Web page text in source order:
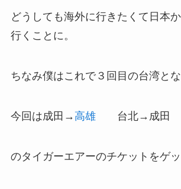
どうしても海外に行きたくて日本
行くことに。
ちなみ僕はこれで３回目の台湾とな
今回は成田→高雄台北→成田
のタイガーエアーのチケットをゲッ